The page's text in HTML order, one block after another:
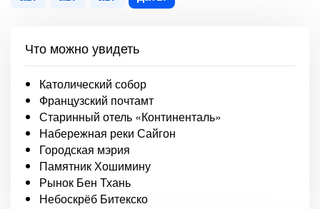
Что можно увидеть
Католический собор
Французский почтамт
Старинный отель «Континенталь»
Набережная реки Сайгон
Городская мэрия
Памятник Хошимину
Рынок Бен Тхань
Небоскрёб Битекско